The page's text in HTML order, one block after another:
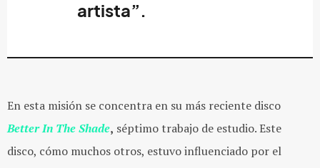
artista”.
En esta misión se concentra en su más reciente disco
Better In The Shade, séptimo trabajo de estudio. Este
disco, cómo muchos otros, estuvo influenciado por el